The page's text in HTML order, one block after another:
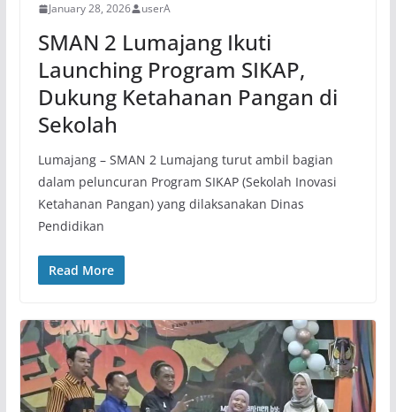
January 28, 2026 userA
SMAN 2 Lumajang Ikuti
Launching Program SIKAP,
Dukung Ketahanan Pangan di
Sekolah
Lumajang – SMAN 2 Lumajang turut ambil bagian
dalam peluncuran Program SIKAP (Sekolah Inovasi
Ketahanan Pangan) yang dilaksanakan Dinas
Pendidikan
Read More